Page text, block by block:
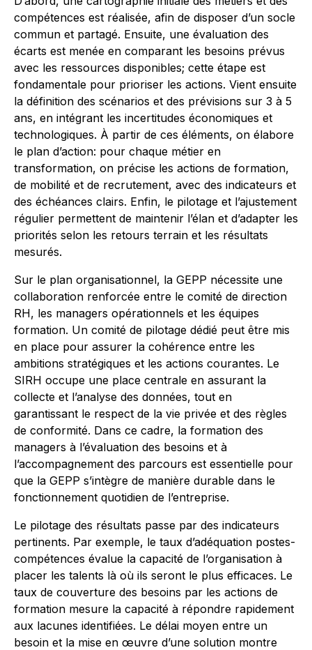
compétences est réalisée, afin de disposer d’un socle
commun et partagé. Ensuite, une évaluation des
écarts est menée en comparant les besoins prévus
avec les ressources disponibles; cette étape est
fondamentale pour prioriser les actions. Vient ensuite
la définition des scénarios et des prévisions sur 3 à 5
ans, en intégrant les incertitudes économiques et
technologiques. À partir de ces éléments, on élabore
le plan d’action: pour chaque métier en
transformation, on précise les actions de formation,
de mobilité et de recrutement, avec des indicateurs et
des échéances clairs. Enfin, le pilotage et l’ajustement
régulier permettent de maintenir l’élan et d’adapter les
priorités selon les retours terrain et les résultats
mesurés.
Sur le plan organisationnel, la GEPP nécessite une
collaboration renforcée entre le comité de direction
RH, les managers opérationnels et les équipes
formation. Un comité de pilotage dédié peut être mis
en place pour assurer la cohérence entre les
ambitions stratégiques et les actions courantes. Le
SIRH occupe une place centrale en assurant la
collecte et l’analyse des données, tout en
garantissant le respect de la vie privée et des règles
de conformité. Dans ce cadre, la formation des
managers à l’évaluation des besoins et à
l’accompagnement des parcours est essentielle pour
que la GEPP s’intègre de manière durable dans le
fonctionnement quotidien de l’entreprise.
Le pilotage des résultats passe par des indicateurs
pertinents. Par exemple, le taux d’adéquation postes-
compétences évalue la capacité de l’organisation à
placer les talents là où ils seront le plus efficaces. Le
taux de couverture des besoins par les actions de
formation mesure la capacité à répondre rapidement
aux lacunes identifiées. Le délai moyen entre un
besoin et la mise en œuvre d’une solution montre